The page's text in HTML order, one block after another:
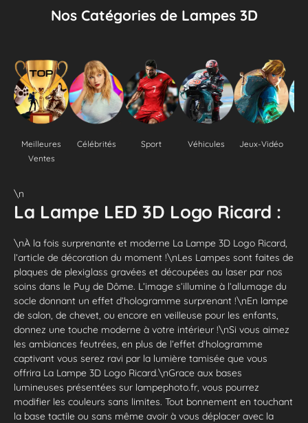
Nos Catégories de Lampes 3D
Meilleures
Ventes
Célébrités Sport Véhicules Jeux-Vidéo
\n
La Lampe LED 3D Logo Ricard :
\nÀ la fois surprenante et moderne La Lampe 3D Logo Ricard,
l’article de décoration du moment !\nLes Lampes sont faites de
plaques de plexiglass gravées et découpées au laser par nos
soins dans le Puy de Dôme. L’image s’illumine à l’allumage du
socle donnant un effet d’hologramme surprenant !\nEn lampe
de salon, de chevet, ou encore en veilleuse pour les enfants,
donnez une touche moderne à votre intérieur !\nSi vous aimez
les ambiances feutrées, en plus de l’effet d’hologramme
captivant vous serez ravi par la lumière tamisée que vous
offrira La Lampe 3D Logo Ricard.\nGrace aux bases
lumineuses présentées sur lampephoto.fr, vous pourrez
modifier les couleurs sans limites. Tout bonnement en touchant
la base tactile ou sans même avoir à vous déplacer avec la